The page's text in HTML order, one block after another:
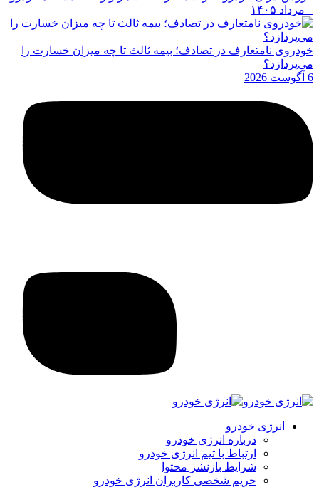
– مرداد ۱۴۰۵
خودروی نامتعارف در تصادف؛ بیمه ثالث تا چه میزان خسارت را
می‌پردازد؟
6 آگوست 2026
انرژی خودرو
درباره انرژی خودرو
ارتباط با تیم انرژی خودرو
شرایط بازنشر محتوا
حریم شخصی کاربران انرژی خودرو